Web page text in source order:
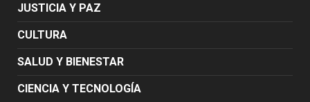
JUSTICIA Y PAZ
CULTURA
SALUD Y BIENESTAR
CIENCIA Y TECNOLOGÍA